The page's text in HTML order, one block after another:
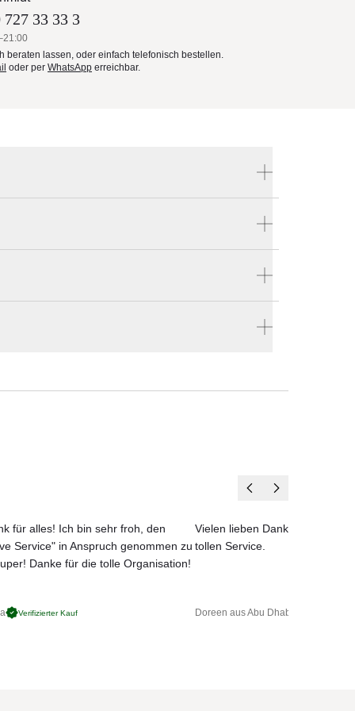
33 33 3
beraten lassen, oder einfach telefonisch bestellen.
oder per WhatsApp erreichbar.
für alles! Ich bin sehr froh, den
Service" in Anspruch genommen zu
Danke für die tolle Organisation!
Verifizierter Kauf
Vielen lieben Dank für das
tollen Service.
Doreen aus Abu Dhabi